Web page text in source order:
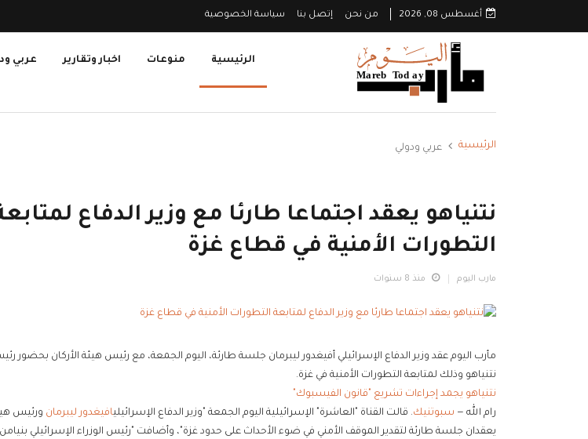
أغسطس 08, 2026 من نحن إتصل بنا سياسة الخصوصية
الرئيسية منوعات اخبار وتقارير عربي
الرئيسية عربي ودولي
نتنياهو يعقد اجتماعا طارئا مع وزير الدفاع
التطورات الأمنية في قطاع غزة
مارب اليوم منذ 8 سنوات
مأرب اليوم عقد وزير الدفاع الإسرائيلي أفيغدور ليبرمان جلسة طارئة، اليوم الجمعة، مع رئيس هيئة الأركان بحضور
نتنياهو وذلك لمتابعة التطورات الأمنية في غزة.
نتنياهو يجمد إجراءات تشريع "قانون الفيسبوك"
رام الله — سبوتنيك. قالت القناة "العاشرة" الإسرائيلية اليوم الجمعة "وزير الدفاع الإسرائيليافيغدور ليبرمان ورئيس
يعقدان جلسة طارئة لتقدير الموقف الأمني في ضوء الأحداث على حدود غزة"، وأضافت "رئيس الوزراء الإسرائيلي